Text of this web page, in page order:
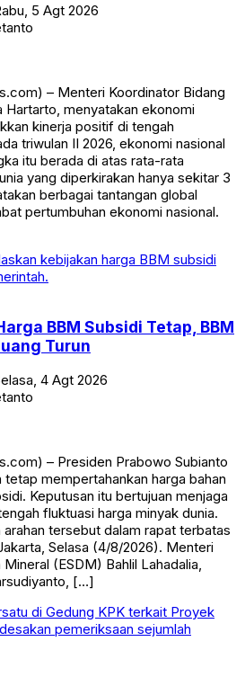
5 Agt 2026
– Menteri Koordinator Bidang
Hartarto, menyatakan ekonomi
kinerja positif di tengah
triwulan II 2026, ekonomi nasional
itu berada di atas rata-rata
yang diperkirakan hanya sekitar 3
berbagai tantangan global
pertumbuhan ekonomi nasional.
BBM Subsidi Tetap, BBM
Turun
4 Agt 2026
– Presiden Prabowo Subianto
mempertahankan harga bahan
Keputusan itu bertujuan menjaga
fluktuasi harga minyak dunia.
tersebut dalam rapat terbatas
Selasa (4/8/2026). Menteri
(ESDM) Bahlil Lahadalia,
[…]